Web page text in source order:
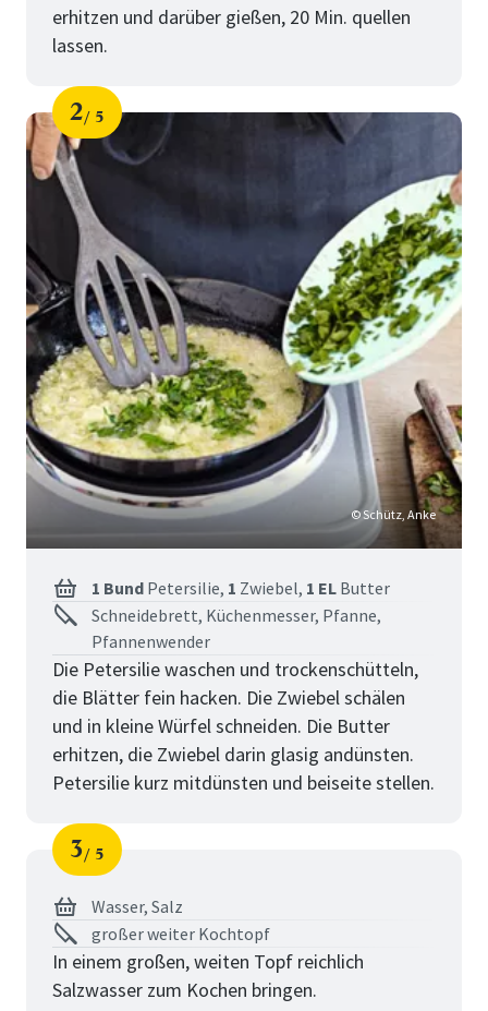
erhitzen und darüber gießen, 20 Min. quellen
lassen.
Schritt
2
von
5
© Schütz, Anke
1 Bund Petersilie, 1 Zwiebel, 1 EL Butter
Schneidebrett, Küchenmesser, Pfanne,
Pfannenwender
Die Petersilie waschen und trockenschütteln,
die Blätter fein hacken. Die Zwiebel schälen
und in kleine Würfel schneiden. Die Butter
erhitzen, die Zwiebel darin glasig andünsten.
Petersilie kurz mitdünsten und beiseite stellen.
Schritt
3
von
5
Wasser, Salz
großer weiter Kochtopf
In einem großen, weiten Topf reichlich
Salzwasser zum Kochen bringen.